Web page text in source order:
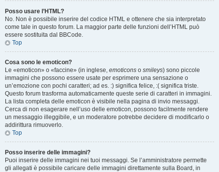
Posso usare l’HTML?
No. Non è possibile inserire del codice HTML e ottenere che sia interpretato
come tale in questo forum. La maggior parte delle funzioni dell’HTML può
essere sostituita dal BBCode.
Top
Cosa sono le emoticon?
Le «emoticon» o «faccine» (in inglese, emoticons o smileys) sono piccole
immagini che possono essere usate per esprimere una sensazione o
un’emozione con pochi caratteri; ad es. :) significa felice, :( significa triste.
Questo forum trasforma automaticamente queste serie di caratteri in immagini.
La lista completa delle emoticon è visibile nella pagina di invio messaggi.
Cerca di non esagerare nell’uso delle emoticon, possono facilmente rendere
un messaggio illeggibile, e un moderatore potrebbe decidere di modificarlo o
addirittura rimuoverlo.
Top
Posso inserire delle immagini?
Puoi inserire delle immagini nei tuoi messaggi. Se l’amministratore permette
gli allegati è possibile caricare delle immagini direttamente sulla Board, in